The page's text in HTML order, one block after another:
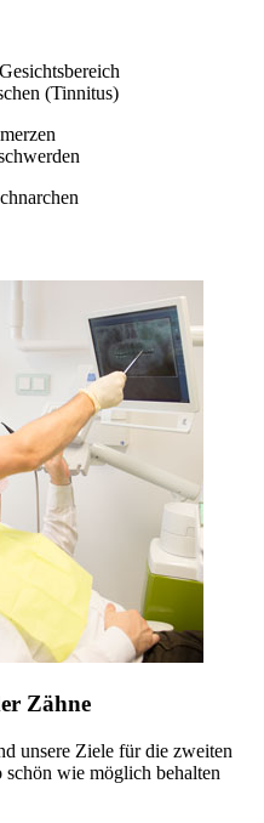
(Tinnitus)
Zähne
unsere Ziele für die zweiten
schön wie möglich behalten